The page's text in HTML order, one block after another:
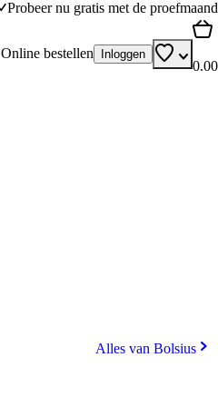
Probeer nu gratis met de proefmaand
Online bestellen Inloggen
0.00
Alles van Bolsius